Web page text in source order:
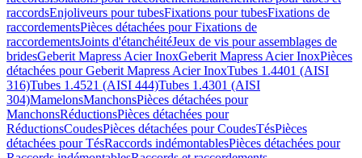
raccordsEnjoliveurs pour tubesFixations pour tubesFixations de
raccordementsPièces détachées pour Fixations de
raccordementsJoints d'étanchéitéJeux de vis pour assemblages de
bridesGeberit Mapress Acier InoxGeberit Mapress Acier InoxPièces
détachées pour Geberit Mapress Acier InoxTubes 1.4401 (AISI
316)Tubes 1.4521 (AISI 444)Tubes 1.4301 (AISI
304)MamelonsManchonsPièces détachées pour
ManchonsRéductionsPièces détachées pour
RéductionsCoudesPièces détachées pour CoudesTésPièces
détachées pour TésRaccords indémontablesPièces détachées pour